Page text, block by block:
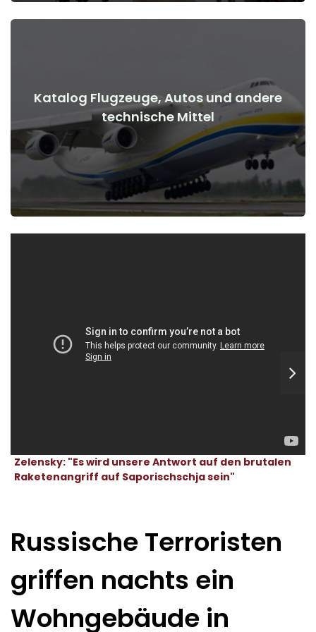
Katalog Flugzeuge, Autos und andere
technische Mittel
Flugzeuge, Autos, technische Mittel vor und nach
Kriegsbeginn
Details anzeigen
Zelensky: "Es wird unsere Antwort auf den brutalen
Raketenangriff auf Saporischschja sein"
Russische Terroristen
griffen nachts ein
Wohngebäude in